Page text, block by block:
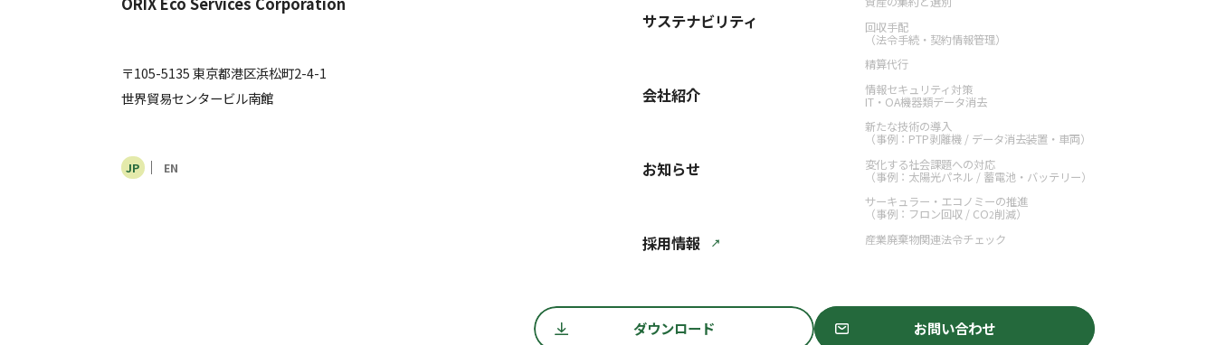
〒105-5135 東京都港区浜松町2-4-1
世界貿易センタービル南館
JP EN
サステナビリティ
会社紹介
お知らせ
採用情報
回収手配
（法令手続・契約情報管理）
精算代行
情報セキュリティ対策
IT・OA機器類データ消去
新たな技術の導入
（事例：PTP剥離機 / データ消去装置・車両）
変化する社会課題への対応
（事例：太陽光パネル / 蓄電池・バッテリー）
サーキュラー・エコノミーの推進
（事例：フロン回収 / CO2削減）
産業廃棄物関連法令チェック
ダウンロード お問い合わせ